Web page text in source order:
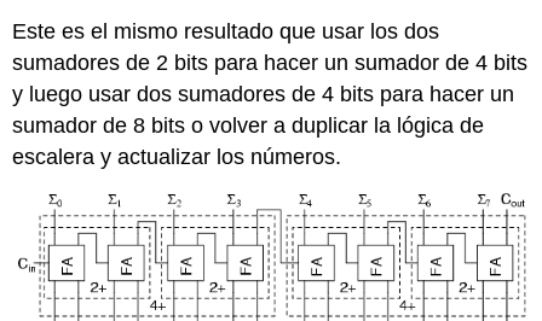
Este es el mismo resultado que usar los dos
sumadores de 2 bits para hacer un sumador de 4 bits
y luego usar dos sumadores de 4 bits para hacer un
sumador de 8 bits o volver a duplicar la lógica de
escalera y actualizar los números.